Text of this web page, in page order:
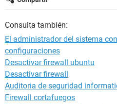
Consulta también:
El administrador del sistema
configuraciones
Desactivar firewall ubuntu
Desactivar firewall
Auditoria de seguridad
Firewall cortafuegos